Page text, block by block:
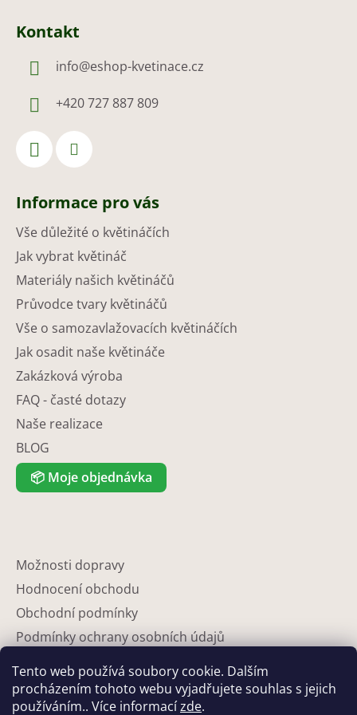
Tento web používá soubory cookie. Dalším
procházením tohoto webu vyjadřujete souhlas s jejich
používáním.. Více informacízde.
Kontakt
info@eshop-kvetinace.cz
+420 727 887 809
Informace pro vás
Vše důležité o květináčích
Jak vybrat květináč
Materiály našich květináčů
Průvodce tvary květináčů
Vše o samozavlažovacích květináčích
Jak osadit naše květináče
Zakázková výroba
FAQ - časté dotazy
Naše realizace
BLOG
📦 Moje objednávka
Možnosti dopravy
Hodnocení obchodu
Obchodní podmínky
Podmínky ochrany osobních údajů
Partneři
Kontakty